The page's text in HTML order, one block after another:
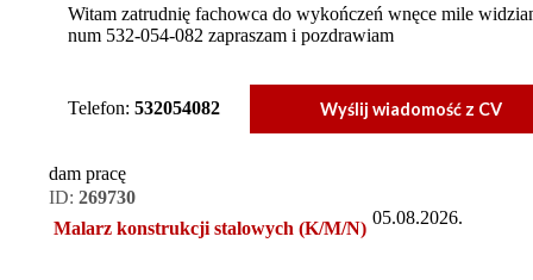
Witam zatrudnię fachowca do wykończeń wnęce mile
num 532-054-082 zapraszam i pozdrawiam
Telefon: 532054082 Wyślij wiadomość z CV
dam pracę
ID: 269730
Malarz konstrukcji stalowych (K/M/N)
05.08.2026.